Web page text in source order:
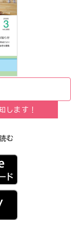
します！
む